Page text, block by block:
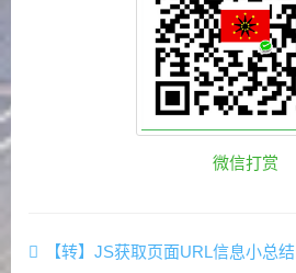
微信打赏
【转】JS获取页面URL信息小总结